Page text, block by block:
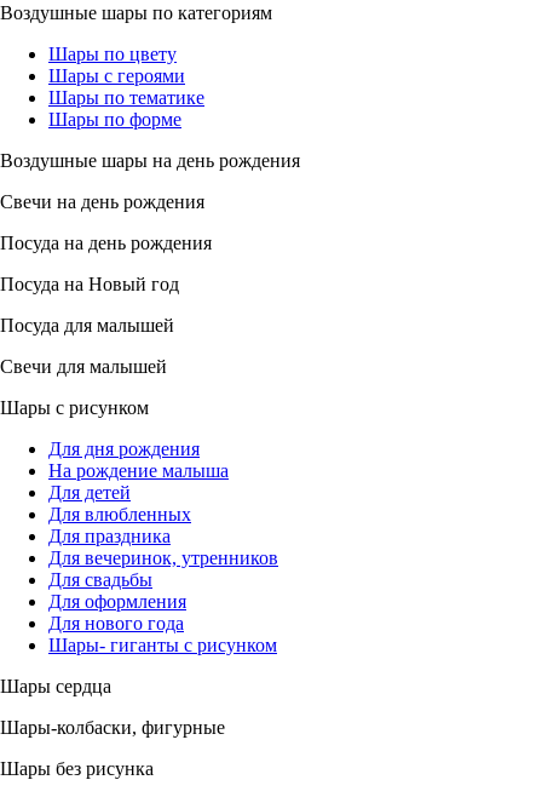
Воздушные шары по категориям
Шары по цвету
Шары с героями
Шары по тематике
Шары по форме
Воздушные шары на день рождения
Свечи на день рождения
Посуда на день рождения
Посуда на Новый год
Посуда для малышей
Свечи для малышей
Шары с рисунком
Для дня рождения
На рождение малыша
Для детей
Для влюбленных
Для праздника
Для вечеринок, утренников
Для свадьбы
Для оформления
Для нового года
Шары- гиганты с рисунком
Шары сердца
Шары-колбаски, фигурные
Шары без рисунка